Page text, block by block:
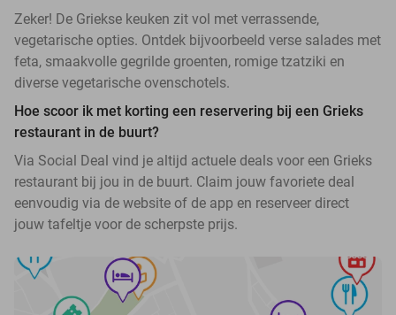
Zeker! De Griekse keuken zit vol met verrassende,
vegetarische opties. Ontdek bijvoorbeeld verse salades met
feta, smaakvolle gegrilde groenten, romige tzatziki en
diverse vegetarische ovenschotels.
Hoe scoor ik met korting een reservering bij een Grieks
restaurant in de buurt?
Via Social Deal vind je altijd actuele deals voor een Grieks
restaurant bij jou in de buurt. Claim jouw favoriete deal
eenvoudig via de website of de app en reserveer direct
jouw tafeltje voor de scherpste prijs.